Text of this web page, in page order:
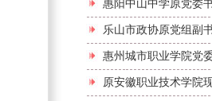
惠阳中山中学原党委
乐山市政协原党组副
惠州城市职业学院党
原安徽职业技术学院